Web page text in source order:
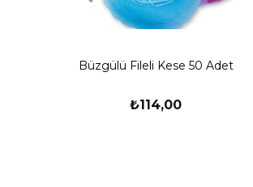
Büzgülü Fileli Kese 50 Adet
₺114,00